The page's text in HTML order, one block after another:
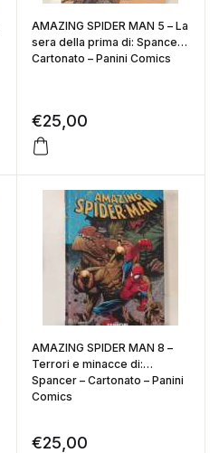
AMAZING SPIDER MAN 5 – La
sera della prima di: Spancer –
Cartonato – Panini Comics
€25,00
AMAZING SPIDER MAN 8 –
Terrori e minacce di:
Spancer – Cartonato – Panini
Comics
€25,00